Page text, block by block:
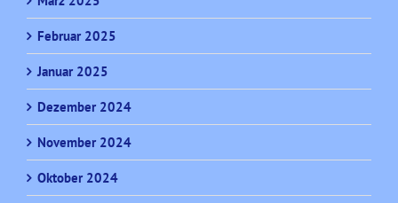
Februar 2025
Januar 2025
Dezember 2024
November 2024
Oktober 2024